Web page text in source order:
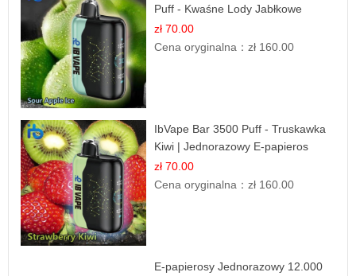
Puff - Kwaśne Lody Jabłkowe
zł 70.00
Cena oryginalna：zł 160.00
IbVape Bar 3500 Puff - Truskawka
Kiwi | Jednorazowy E-papieros
zł 70.00
Cena oryginalna：zł 160.00
E-papierosy Jednorazowy 12.000